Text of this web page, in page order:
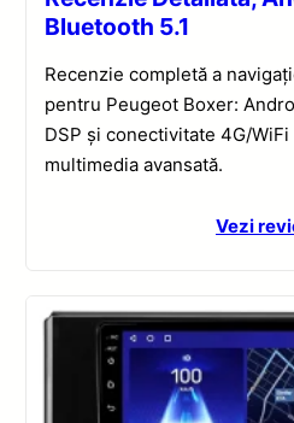
Bluetooth 5.1
Recenzie completă a
pentru Peugeot Boxer:
DSP și conectivitate 4G/
multimedia avansată.
Vezi